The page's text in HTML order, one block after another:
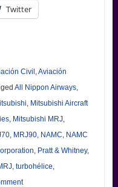
Twitter
Civil Aviación
All Nippon Airways,
Mitsubishi Aircraft
, Mitsubishi MRJ,
, MRJ90, NAMC NAMC
Pratt & Whitney,
, turbohélice